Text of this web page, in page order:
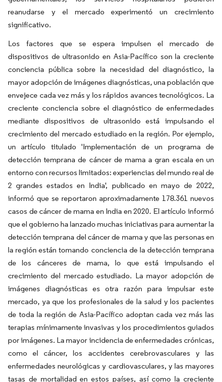
reanudarse y el mercado experimentó un crecimiento
significativo.
Los factores que se espera impulsen el mercado de
dispositivos de ultrasonido en Asia-Pacífico son la creciente
conciencia pública sobre la necesidad del diagnóstico, la
mayor adopción de imágenes diagnósticas, una población que
envejece cada vez más y los rápidos avances tecnológicos. La
creciente conciencia sobre el diagnóstico de enfermedades
mediante dispositivos de ultrasonido está impulsando el
crecimiento del mercado estudiado en la región. Por ejemplo,
un artículo titulado 'Implementación de un programa de
detección temprana de cáncer de mama a gran escala en un
entorno con recursos limitados: experiencias del mundo real de
2 grandes estados en India', publicado en mayo de 2022,
informó que se reportaron aproximadamente 178.361 nuevos
casos de cáncer de mama en India en 2020. El artículo informó
que el gobierno ha lanzado muchas iniciativas para aumentar la
detección temprana del cáncer de mama y que las personas en
la región están tomando conciencia de la detección temprana
de los cánceres de mama, lo que está impulsando el
crecimiento del mercado estudiado. La mayor adopción de
imágenes diagnósticas es otra razón para impulsar este
mercado, ya que los profesionales de la salud y los pacientes
de toda la región de Asia-Pacífico adoptan cada vez más las
terapias mínimamente invasivas y los procedimientos guiados
por imágenes. La mayor incidencia de enfermedades crónicas,
como el cáncer, los accidentes cerebrovasculares y las
enfermedades neurológicas y cardiovasculares, y las mayores
tasas de mortalidad en estos países, así como la creciente